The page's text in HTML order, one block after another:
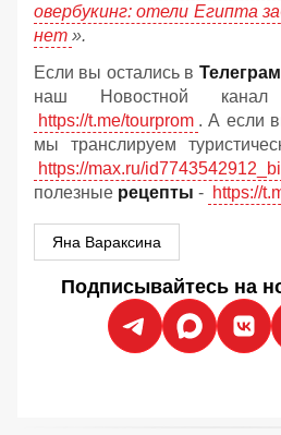
овербукинг: отели Египта
нет ».
Если вы остались в
наш Новостной
https://t.me/tourprom . А если
мы транслируем
https://max.ru/
полезные рецепты - https://
Яна Вараксина
Подписывайтесь на